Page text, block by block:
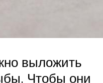
выложить
Чтобы они